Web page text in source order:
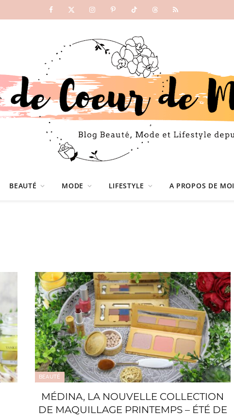
Facebook
X
InstagramPinterestTikTokThreadsRSS
BEAUTÉ MODE LIFESTYLE A PROPOS DE MOI
BEAUTÉ
MÉDINA, LA NOUVELLE COLLECTION
DE MAQUILLAGE PRINTEMPS – ÉTÉ DE